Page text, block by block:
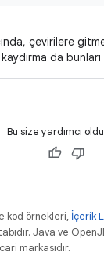
çevirilere
kaydırma da
Bu size yardımcı
kod örnekleri, İçerik
Java ve
markasıdır.